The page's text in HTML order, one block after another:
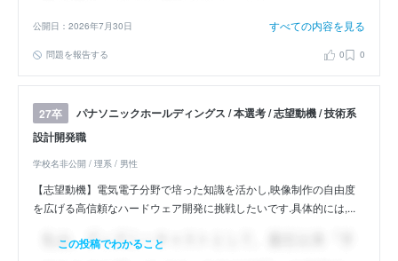
公開日：2026年7月30日 すべての内容を見る
問題を報告する 0 0
27卒
パナソニックホールディングス / 本選考 / 志望動機 / 技術系
設計開発職
学校名非公開 / 理系 / 男性
【志望動機】電気電子分野で培った知識を活かし,映像制作の自由度
を広げる高信頼なハードウェア開発に挑戦したいです.具体的には,...
この投稿でわかること